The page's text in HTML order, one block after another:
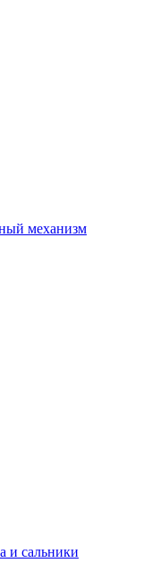
механизм
и сальники